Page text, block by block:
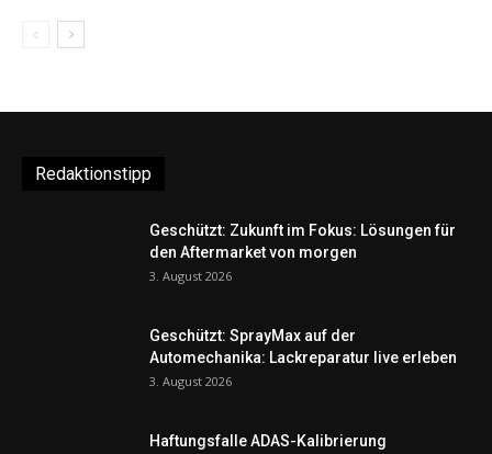
Redaktionstipp
Geschützt: Zukunft im Fokus: Lösungen für
den Aftermarket von morgen
3. August 2026
Geschützt: SprayMax auf der
Automechanika: Lackreparatur live erleben
3. August 2026
Haftungsfalle ADAS-Kalibrierung